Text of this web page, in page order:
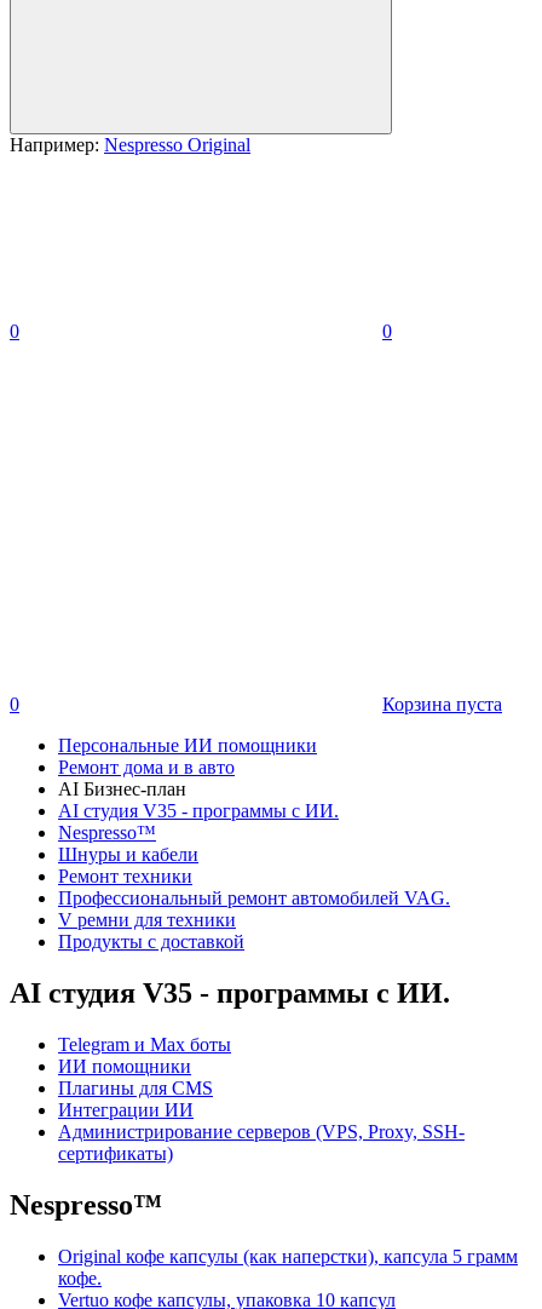
Например: Nespresso Original
0 0
0
Корзина пуста
Персональные ИИ помощники
Ремонт дома и в авто
AI Бизнес-план
AI студия V35 - программы с ИИ.
Nespresso™
Шнуры и кабели
Ремонт техники
Профессиональный ремонт автомобилей VAG.
V ремни для техники
Продукты с доставкой
AI студия V35 - программы с ИИ.
Telegram и Max боты
ИИ помощники
Плагины для CMS
Интеграции ИИ
Администрирование серверов (VPS, Proxy, SSH-
сертификаты)
Nespresso™
Original кофе капсулы (как наперстки), капсула 5 грамм
кофе.
Vertuo кофе капсулы, упаковка 10 капсул